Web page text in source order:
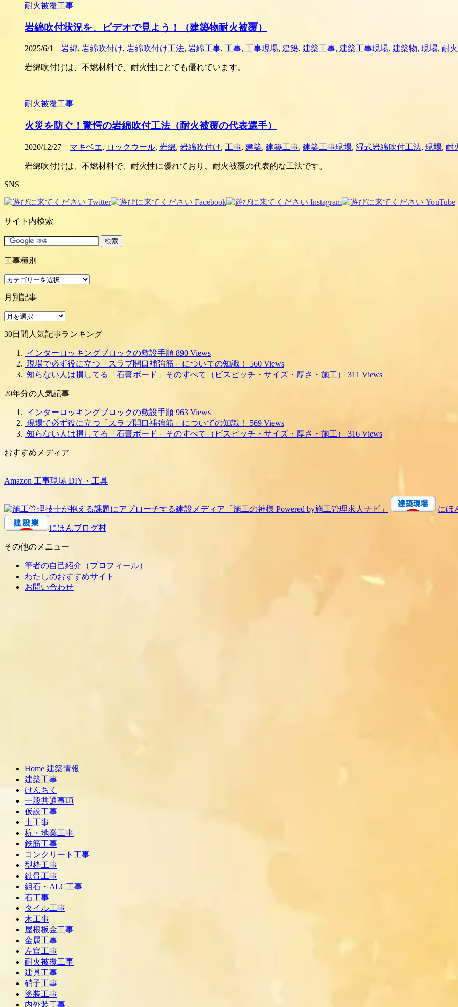
耐火被覆工事
岩綿吹付状況を、ビデオで見よう！（建築物耐火被覆）
2025/6/1 岩綿, 岩綿吹付け, 岩綿吹付け工法, 岩綿工事, 工事, 工事現場, 建築, 建築工事, 建築工事現場, 建築物, 現場, 耐
岩綿吹付けは、不燃材料で、耐火性にとても優れています。
耐火被覆工事
火災を防ぐ！驚愕の岩綿吹付工法（耐火被覆の代表選手）
2020/12/27 マキベエ, ロックウール, 岩綿, 岩綿吹付け, 工事, 建築, 建築工事, 建築工事現場, 湿式岩綿吹付工法, 現場, 耐
岩綿吹付けは、不燃材料で、耐火性に優れており、耐火被覆の代表的な工法です。
SNS
サイト内検索
工事種別
工
種
別
月別記事
月
記
30日間人気記事ランキング
インターロッキングブロックの敷設手順 890 Views
現場で必ず役に立つ「スラブ開口補強筋」についての知識！
560 Views
知らない人は損してる「石膏ボード」そのすべて（ビスピッチ・サイズ・厚さ・施工）
311 Views
20年分の人気記事
インターロッキングブロックの敷設手順 963 Views
現場で必ず役に立つ「スラブ開口補強筋」についての知識！
569 Views
知らない人は損してる「石膏ボード」そのすべて（ビスピッチ・サイズ・厚さ・施工）
316 Views
おすすめメディア
Amazon 工事現場 DIY・工具
にほ
にほんブログ村
その他のメニュー
筆者の自己紹介（プロフィール）
わたしのおすすめサイト
お問い合わせ
Home 建築情報
建築工事
けんちく
一般共通事項
仮設工事
土工事
杭・地業工事
鉄筋工事
コンクリート工事
型枠工事
鉄骨工事
組石・ALC工事
石工事
タイル工事
木工事
屋根板金工事
金属工事
左官工事
耐火被覆工事
建具工事
硝子工事
塗装工事
内外装工事